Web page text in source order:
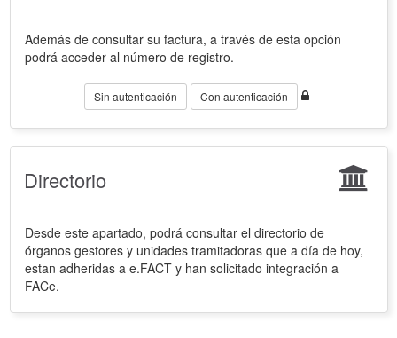
Además de consultar su factura, a través de esta opción
podrá acceder al número de registro.
Sin autenticación Con autenticación
Directorio
Desde este apartado, podrá consultar el directorio de
órganos gestores y unidades tramitadoras que a día de hoy,
estan adheridas a e.FACT y han solicitado integración a
FACe.